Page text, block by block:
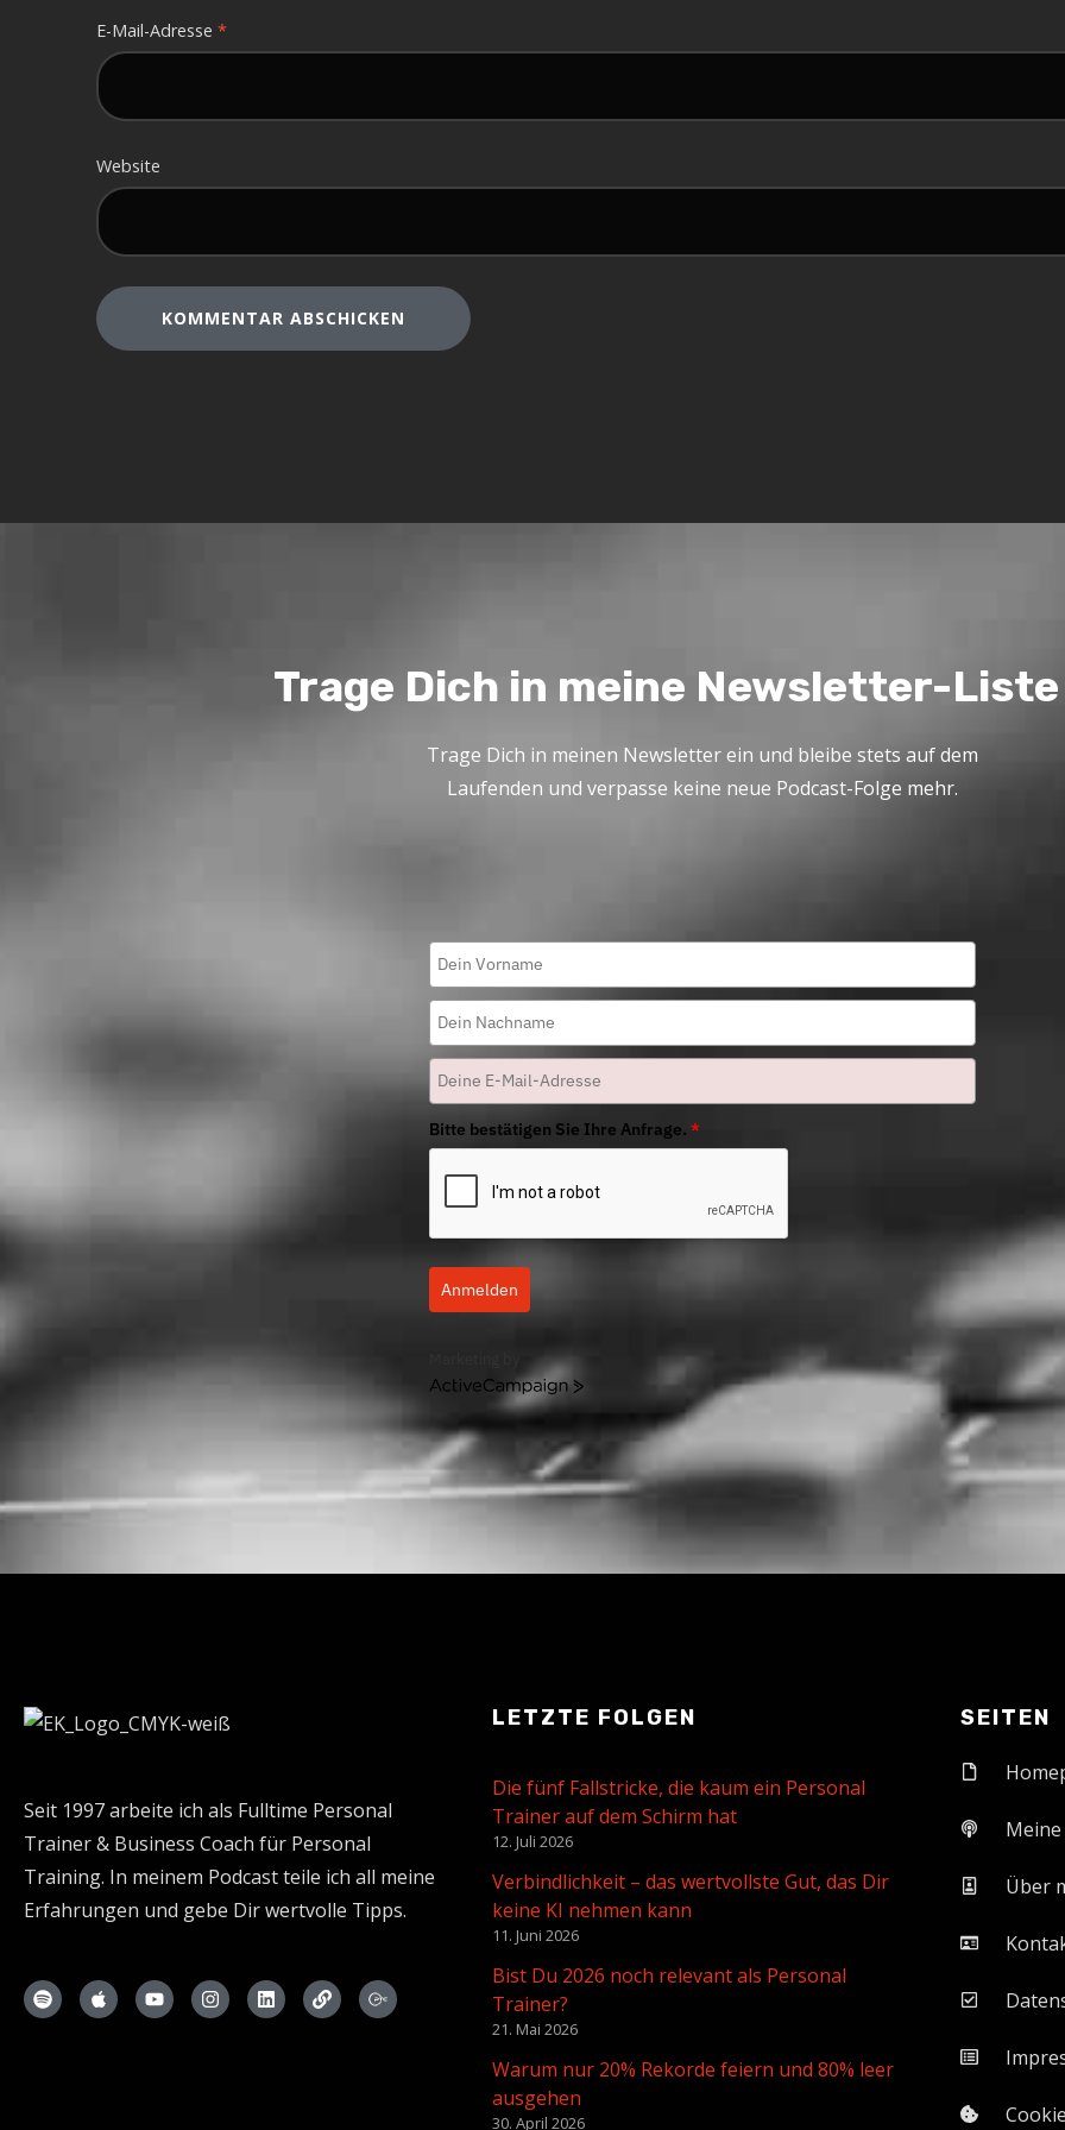
E-Mail-Adresse *
Website
Trage Dich in meine Newsletter-
Trage Dich in meinen Newsletter ein und bleibe stets auf dem
Laufenden und verpasse keine neue Podcast-Folge mehr.
Bitte bestätigen Sie Ihre Anfrage. *
Anmelden
ActiveCampaign
Seit 1997 arbeite ich als Fulltime Personal
Trainer & Business Coach für Personal
Training. In meinem Podcast teile ich all meine
Erfahrungen und gebe Dir wertvolle Tipps.
LETZTE FOLGEN
Die fünf Fallstricke, die kaum ein Personal
Trainer auf dem Schirm hat
12. Juli 2026
Verbindlichkeit – das wertvollste Gut, das Dir
keine KI nehmen kann
11. Juni 2026
Bist Du 2026 noch relevant als Personal
Trainer?
21. Mai 2026
Warum nur 20% Rekorde feiern und 80% leer
ausgehen
30. April 2026
SEITEN
Über